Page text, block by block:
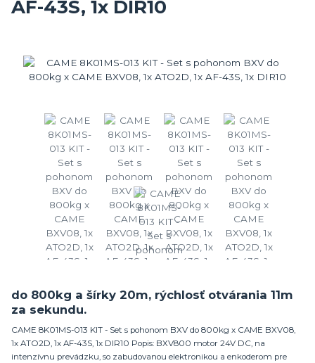
AF-43S, 1x DIR10
do 800kg a šírky 20m, rýchlosť otvárania 11m
za sekundu.
CAME 8K01MS-013 KIT - Set s pohonom BXV do 800kg x CAME BXV08,
1x ATO2D, 1x AF-43S, 1x DIR10 Popis: BXV800 motor 24V DC, na
intenzívnu prevádzku, so zabudovanou elektronikou a enkoderom pre